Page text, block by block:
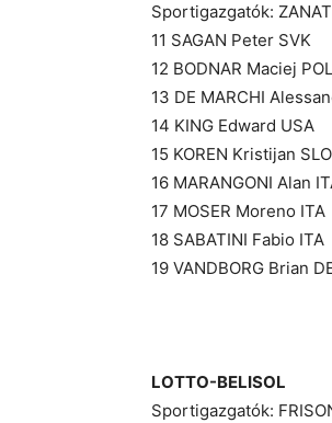
Sportigazgatók:
11 SAGAN Peter SVK
12 BODNAR Maciej POL
13 DE MARCHI
14 KING Edward USA
15 KOREN Kristijan SLO
16 MARANGONI Alan
17 MOSER Moreno ITA
18 SABATINI Fabio ITA
19 VANDBORG Brian
LOTTO-BELISOL
Sportigazgatók: